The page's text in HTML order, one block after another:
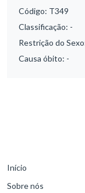
Código: T349
Classificação: -
Restrição do
Causa óbito: -
Início
Sobre nós